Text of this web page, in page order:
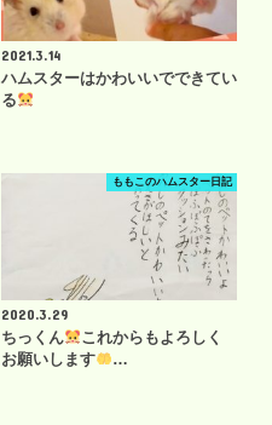
2021.3.14
ハムスターはかわいいでできてい
る
ももこのハムスター日記
2020.3.29
ちっくん
これからもよろしく
お願いします
…